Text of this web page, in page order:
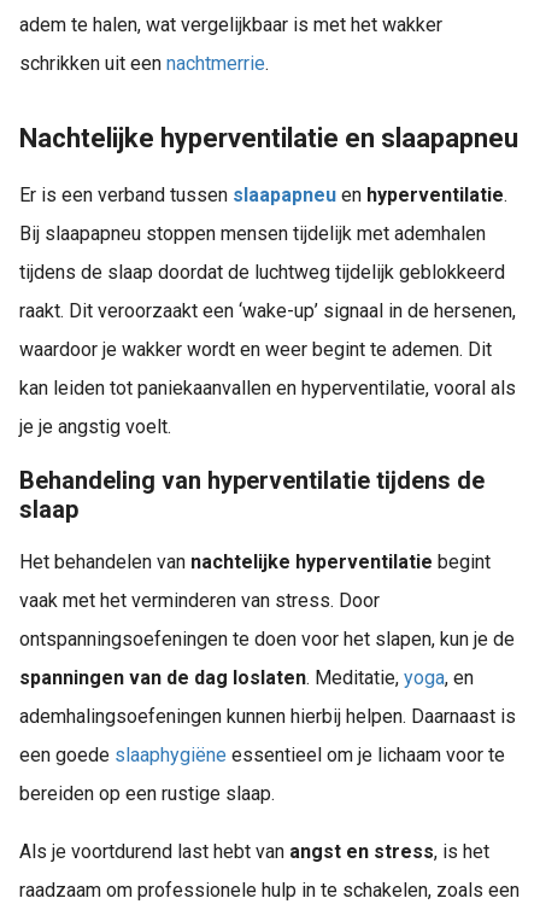
adem te halen, wat vergelijkbaar is met het wakker
schrikken uit een nachtmerrie.
Nachtelijke hyperventilatie en slaapapneu
Er is een verband tussen slaapapneu en hyperventilatie.
Bij slaapapneu stoppen mensen tijdelijk met ademhalen
tijdens de slaap doordat de luchtweg tijdelijk geblokkeerd
raakt. Dit veroorzaakt een ‘wake-up’ signaal in de hersenen,
waardoor je wakker wordt en weer begint te ademen. Dit
kan leiden tot paniekaanvallen en hyperventilatie, vooral als
je je angstig voelt.
Behandeling van hyperventilatie tijdens de
slaap
Het behandelen van nachtelijke hyperventilatie begint
vaak met het verminderen van stress. Door
ontspanningsoefeningen te doen voor het slapen, kun je de
spanningen van de dag loslaten. Meditatie, yoga, en
ademhalingsoefeningen kunnen hierbij helpen. Daarnaast is
een goede slaaphygiëne essentieel om je lichaam voor te
bereiden op een rustige slaap.
Als je voortdurend last hebt van angst en stress, is het
raadzaam om professionele hulp in te schakelen, zoals een